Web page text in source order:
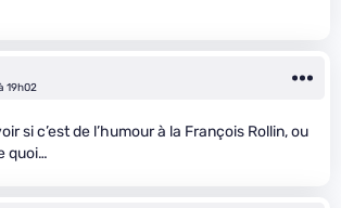
19h02
si c’est de l’humour à la François Rollin, ou
quoi…